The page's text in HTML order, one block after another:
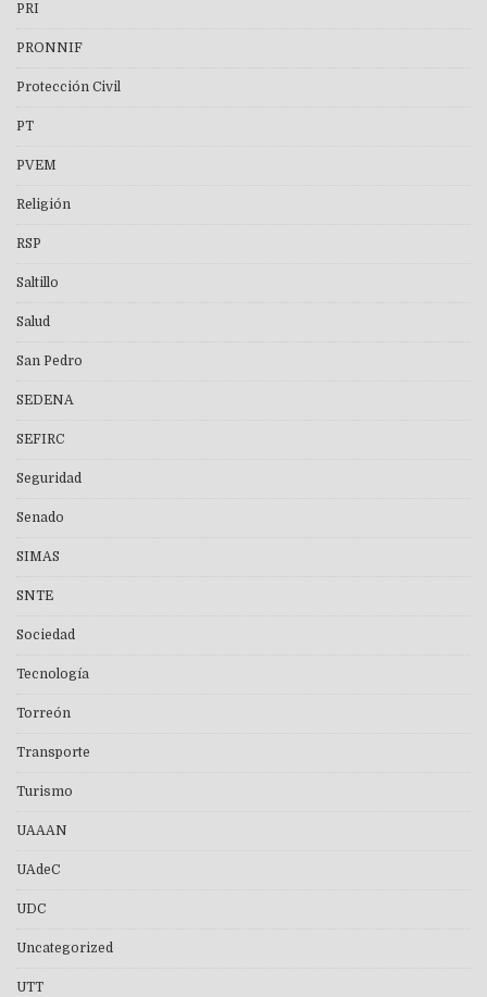
PRI
PRONNIF
Protección Civil
PT
PVEM
Religión
RSP
Saltillo
Salud
San Pedro
SEDENA
SEFIRC
Seguridad
Senado
SIMAS
SNTE
Sociedad
Tecnología
Torreón
Transporte
Turismo
UAAAN
UAdeC
UDC
Uncategorized
UTT